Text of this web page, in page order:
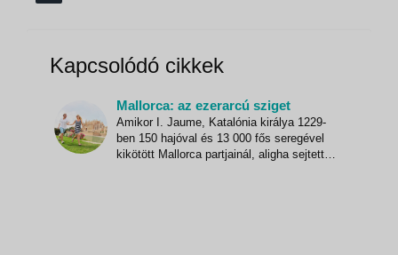
Kapcsolódó cikkek
Mallorca: az ezerarcú sziget
Amikor I. Jaume, Katalónia királya 1229-
ben 150 hajóval és 13 000 fős seregével
kikötött Mallorca partjainál, aligha sejtette,